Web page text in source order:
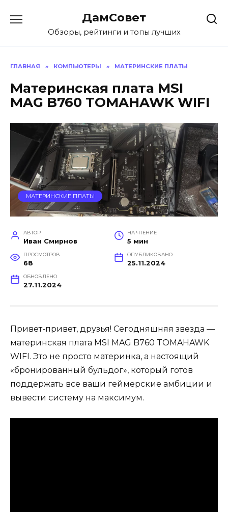
содержанию
ДамСовет
Обзоры, рейтинги и топы лучших
ГЛАВНАЯ » КОМПЬЮТЕРЫ » МАТЕРИНСКИЕ ПЛАТЫ
Материнская плата MSI
MAG B760 TOMAHAWK WIFI
МАТЕРИНСКИЕ ПЛАТЫ
АВТОР
Иван Смирнов
НА ЧТЕНИЕ
5 мин
ПРОСМОТРОВ
68
ОПУБЛИКОВАНО
25.11.2024
ОБНОВЛЕНО
27.11.2024
Привет-привет, друзья! Сегодняшняя звезда —
материнская плата MSI MAG B760 TOMAHAWK
WIFI. Это не просто материнка, а настоящий
«бронированный бульдог», который готов
поддержать все ваши геймерские амбиции и
вывести систему на максимум.